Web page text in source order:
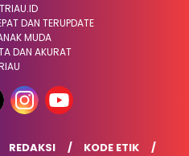
DAN TERUPDATE
MUDA
DAN AKURAT
REDAKSI
KODE ETIK